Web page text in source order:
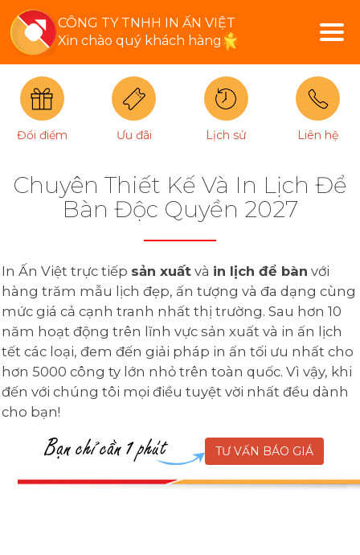
CÔNG TY TNHH IN ẤN VIỆT
Xin chào quý khách hàng
Đổi điểm Ưu đãi Lịch sử Liên hệ
Chuyên Thiết Kế Và In Lịch Để
Bàn Độc Quyền 2027
In Ấn Việt trực tiếp sản xuất và in lịch để bàn với
hàng trăm mẫu lịch đẹp, ấn tượng và đa dạng cùng
mức giá cả cạnh tranh nhất thị trường. Sau hơn 10
năm hoạt động trên lĩnh vực sản xuất và in ấn lịch
tết các loại, đem đến giải pháp in ấn tối ưu nhất cho
hơn 5000 công ty lớn nhỏ trên toàn quốc. Vì vậy, khi
đến với chúng tôi mọi điều tuyệt vời nhất đều dành
cho bạn!
TƯ VẤN BÁO GIÁ